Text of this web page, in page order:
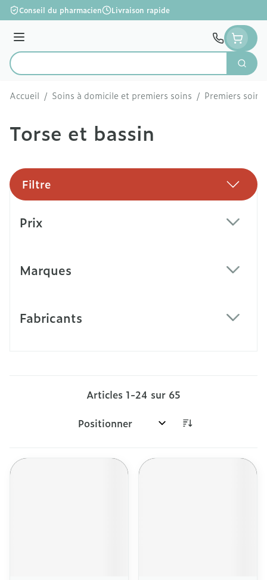
Aller au contenu
Conseil du pharmacien Livraison rapide
Menu
Rechercher
Accueil / Soins à domicile et premiers soins / Premiers soins
Torse et bassin
Filtre
Prix
Marques
Fabricants
Articles 1-24 sur 65
Trier par: